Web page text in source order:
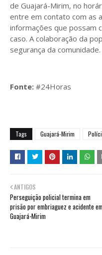
de Guajará-Mirim, no
entre em contato com as
informações que possam
caso. A colaboração da
segurança da comunidade.
Fonte: #24Horas
Tags Guajará-Mirim
ANTIGOS
Perseguição policial termina em
prisão por embriaguez e acidente em
Guajará-Mirim